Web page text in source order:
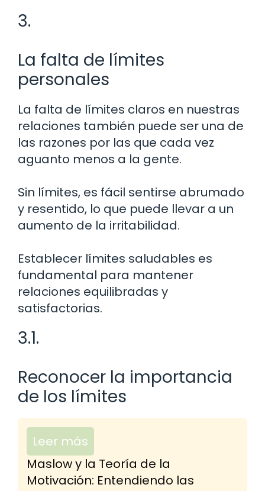
3.
La falta de límites
personales
La falta de límites claros en nuestras
relaciones también puede ser una de
las razones por las que cada vez
aguanto menos a la gente.
Sin límites, es fácil sentirse abrumado
y resentido, lo que puede llevar a un
aumento de la irritabilidad.
Establecer límites saludables es
fundamental para mantener
relaciones equilibradas y
satisfactorias.
3.1.
Reconocer la importancia
de los límites
Leer más
Maslow y la Teoría de la
Motivación: Entendiendo las